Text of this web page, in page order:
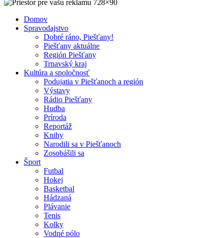
Domov
Spravodajstvo
Dobré ráno, Piešťany!
Piešťany aktuálne
Región Piešťany
Trnavský kraj
Kultúra a spoločnosť
Podujatia v Piešťanoch a región
Výstavy
Rádio Piešťany
Hudba
Príroda
Reportáž
Knihy
Narodili sa v Piešťanoch
Zosobášili sa
Šport
Futbal
Hokej
Basketbal
Hádzaná
Plávanie
Tenis
Kolky
Vodné pólo